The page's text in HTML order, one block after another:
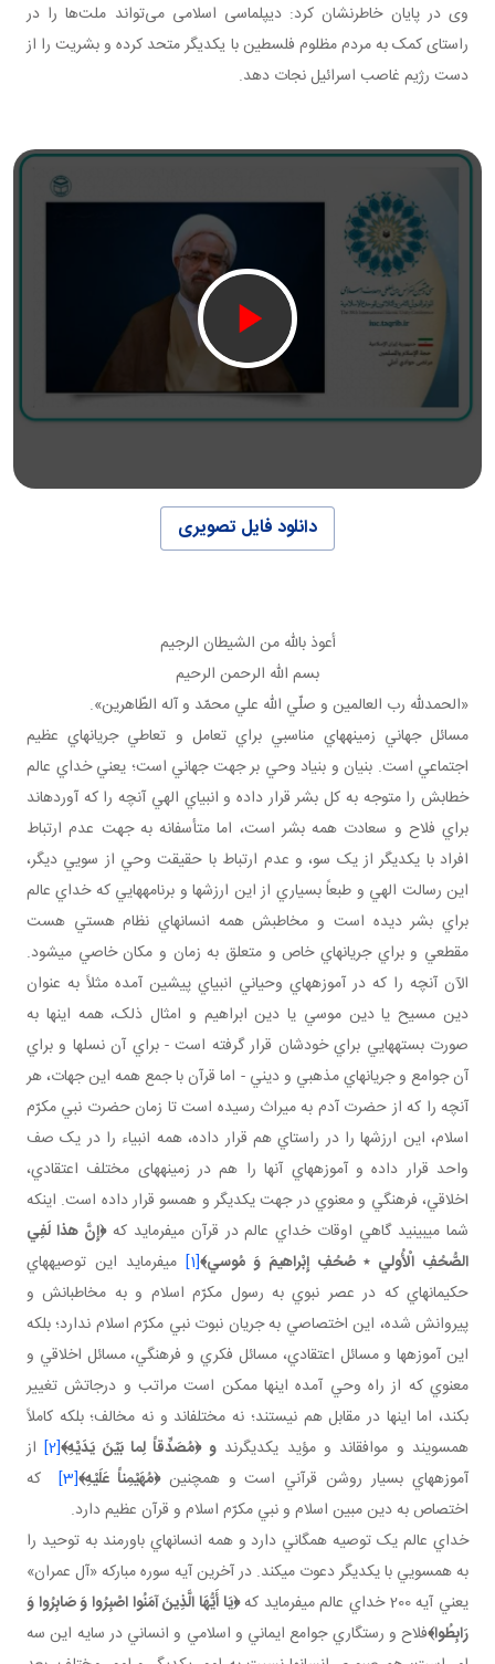
وی در پایان خاطرنشان کرد: دیپلماسی اسلامی می‌تواند ملت‌ها را در
راستای کمک به مردم مظلوم فلسطین با یکدیگر متحد کرده و بشریت را از
دست رژیم غاصب اسرائیل نجات دهد.
دانلود فایل تصویری
أعوذ بالله من الشيطان الرجيم
بسم الله الرحمن الرحيم
«الحمدلله رب العالمين و صلّي الله علي محمّد و آله الطّاهرين».
مسائل جهاني زمينه هاي مناسبي براي تعامل و تعاطي جريان هاي عظيم
اجتماعي است. بنيان و بنياد وحي بر جهت جهاني است؛ يعني خداي عالم
خطابش را متوجه به کل بشر قرار داده و انبياي الهي آنچه را که آورده اند
براي فلاح و سعادت همه بشر است، اما متأسفانه به جهت عدم ارتباط
افراد با يکديگر از يک سو، و عدم ارتباط با حقيقت وحي از سويي ديگر،
اين رسالت الهي و طبعاً بسياري از اين ارزش ها و برنامه هايي که خداي عالم
براي بشر ديده است و مخاطبش همه انسان هاي نظام هستي هست
مقطعي و براي جريان هاي خاص و متعلق به زمان و مکان خاصي مي شود.
الآن آنچه را که در آموزه هاي وحياني انبياي پيشين آمده مثلاً به عنوان
دين مسيح يا دين موسي يا دين ابراهيم و امثال ذلک، همه اينها به
صورت بسته هايي براي خودشان قرار گرفته است - براي آن نسل ها و براي
آن جوامع و جريان هاي مذهبي و ديني - اما قرآن با جمع همه اين جهات، هر
آنچه را که از حضرت آدم به ميراث رسيده است تا زمان حضرت نبي مکرّم
اسلام، اين ارزش ها را در راستاي هم قرار داده، همه انبياء را در يک صف
واحد قرار داده و آموزه هاي آنها را هم در زمينه های مختلف اعتقادي،
اخلاقي، فرهنگي و معنوي در جهت يکديگر و همسو قرار داده است. اينکه
شما مي بينيد گاهي اوقات خداي عالم در قرآن مي فرمايد که﴿إِنَّ هذا لَفِي
الصُّحُفِ الْأُولي‏ ٭ صُحُفِ إِبْراهيمَ وَ مُوسي﴾[1]
مي فرمايد اين توصيه هاي
حکيمانه اي که در عصر نبوي به رسول مکرّم اسلام و به مخاطبانش و
پيروانش شده، اين اختصاصي به جريان نبوت نبي مکرّم اسلام ندارد؛ بلکه
اين آموزه ها و مسائل اعتقادي، مسائل فکري و فرهنگي، مسائل اخلاقي و
معنوي که از راه وحي آمده اينها ممکن است مراتب و درجاتش تغيير
بکند، اما اينها در مقابل هم نيستند؛ نه مختلف اند و نه مخالف؛ بلکه کاملاً
همسويند و موافق اند و مؤيد يکديگرندو ﴿مُصَدِّقاً لِما بَيْنَ يَدَيْهِ﴾[2] از
آموزه هاي بسيار روشن قرآني است و همچنين﴿مُهَيْمِناً عَلَيْهِ﴾[3]
که
اختصاص به دين مبين اسلام و نبي مکرّم اسلام و قرآن عظيم دارد.
خداي عالم يک توصيه همگاني دارد و همه انسان هاي باورمند به توحيد را
به همسويي با يکديگر دعوت مي کند. در آخرين آيه سوره مبارکه «آل عمران»
يعني آيه 200 خداي عالم مي فرمايد که
﴿يَا أَيُّهَا الَّذِينَ آمَنُوا اصْبِرُوا وَ صَابِرُوا وَ
رَابِطُوا﴾فلاح و رستگاري جوامع ايماني و اسلامي و انساني در سايه اين سه